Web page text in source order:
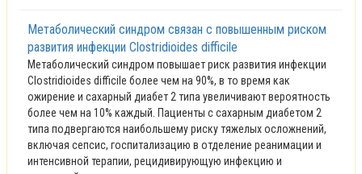
Метаболический синдром связан с повышенным риском
развития инфекции Clostridioides difficile
Метаболический синдром повышает риск развития инфекции
Clostridioides difficile более чем на 90%, в то время как
ожирение и сахарный диабет 2 типа увеличивают вероятность
более чем на 10% каждый. Пациенты с сахарным диабетом 2
типа подвергаются наибольшему риску тяжелых осложнений,
включая сепсис, госпитализацию в отделение реанимации и
интенсивной терапии, рецидивирующую инфекцию и